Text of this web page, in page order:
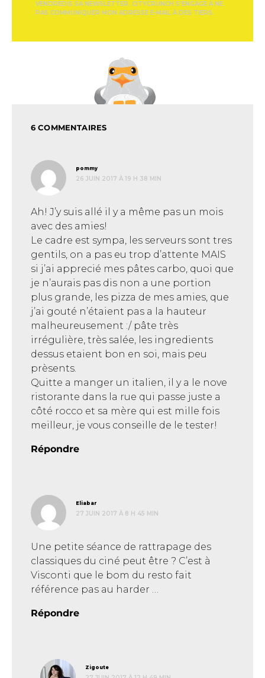
VENDREDIS SA NEWSLETTER. CITYCRUNCH S'ENGAGE À NE
PAS COMMUNIQUER MON ADRESSE E-MAIL À DES TIERS.
6 COMMENTAIRES
pommy
26 JUIN 2017 À 19 H 38 MIN
Ah! J’y suis allé il y a même pas un mois
avec des amies!
Le cadre est sympa, les serveurs sont tres
gentils, on a pas eu trop d’attente MAIS
si j’ai apprecié mes pâtes carbo, quoi que
je n’aurais pas dis non a une portion
plus grande, les pizza de mes amies, que
j’ai gouté n’étaient pas a la hauteur
malheureusement :/ pâte très
irrégulière, très salée, les ingredients
dessus etaient bon en soi, mais peu
prèsents.
Quitte a manger un italien, il y a le nove
ristorante dans la rue qui passe juste a
côté rocco et sa mère qui est mille fois
meilleur, je vous conseille de le tester!
Répondre
Eliabar
27 JUIN 2017 À 8 H 45 MIN
Une petite séance de rattrapage des
classiques du ciné peut être ? C’est à
Visconti que le bom du resto fait
référence pas au harder …
Répondre
Zigoute